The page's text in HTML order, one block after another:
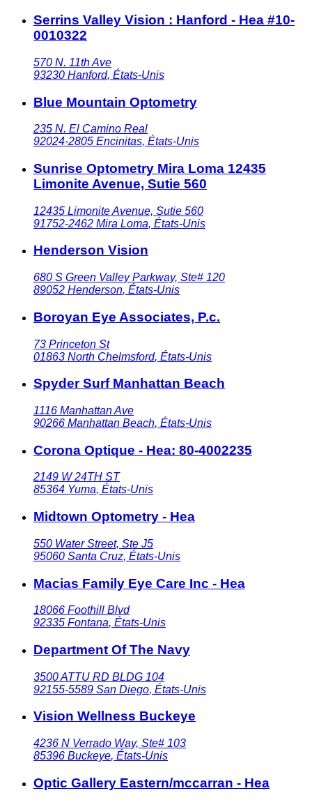
Serrins Valley Vision : Hanford - Hea #10-
0010322
570 N. 11th Ave
93230 Hanford, États-Unis
Blue Mountain Optometry
235 N. El Camino Real
92024-2805 Encinitas, États-Unis
Sunrise Optometry Mira Loma 12435
Limonite Avenue, Sutie 560
12435 Limonite Avenue, Sutie 560
91752-2462 Mira Loma, États-Unis
Henderson Vision
680 S Green Valley Parkway, Ste# 120
89052 Henderson, États-Unis
Boroyan Eye Associates, P.c.
73 Princeton St
01863 North Chelmsford, États-Unis
Spyder Surf Manhattan Beach
1116 Manhattan Ave
90266 Manhattan Beach, États-Unis
Corona Optique - Hea: 80-4002235
2149 W 24TH ST
85364 Yuma, États-Unis
Midtown Optometry - Hea
550 Water Street, Ste J5
95060 Santa Cruz, États-Unis
Macias Family Eye Care Inc - Hea
18066 Foothill Blvd
92335 Fontana, États-Unis
Department Of The Navy
3500 ATTU RD BLDG 104
92155-5589 San Diego, États-Unis
Vision Wellness Buckeye
4236 N Verrado Way, Ste# 103
85396 Buckeye, États-Unis
Optic Gallery Eastern/mccarran - Hea